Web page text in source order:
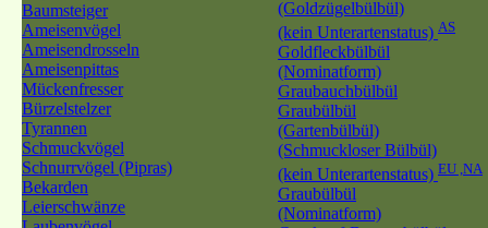
Baumsteiger
Ameisenvögel
Ameisendrosseln
Ameisenpittas
Mückenfresser
Bürzelstelzer
Tyrannen
Schmuckvögel
Schnurrvögel (Pipras)
Bekarden
Leierschwänze
(Goldzügelbülbül)
(kein Unterartenstatus) AS
Goldfleckbülbül
(Nominatform)
Graubauchbülbül
Graubülbül
(Gartenbülbül)
(Schmuckloser Bülbül)
(kein Unterartenstatus) EU ,NA
Graubülbül
(Nominatform)